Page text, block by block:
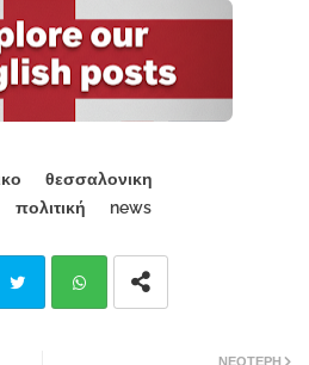
θεσσαλονικη
πολιτική news